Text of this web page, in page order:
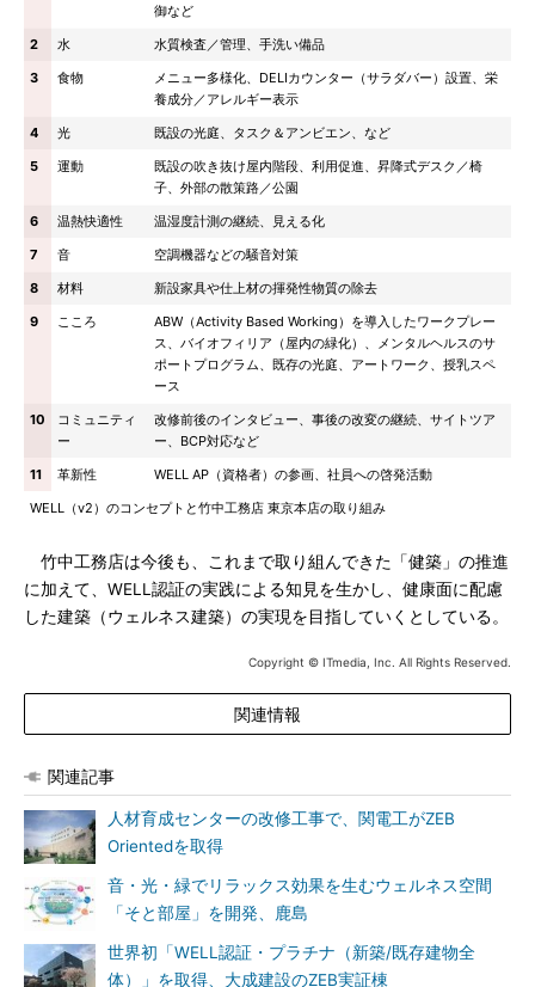
御など
2
水
水質検査／管理、手洗い備品
3
食物
メニュー多様化、DELIカウンター（サラダバー）設置、栄
養成分／アレルギー表示
4
光
既設の光庭、タスク＆アンビエン、など
5
運動
既設の吹き抜け屋内階段、利用促進、昇降式デスク／椅
子、外部の散策路／公園
6
温熱快適性
温湿度計測の継続、見える化
7
音
空調機器などの騒音対策
8
材料
新設家具や仕上材の揮発性物質の除去
9
こころ
ABW（Activity Based Working）を導入したワークプレー
ス、バイオフィリア（屋内の緑化）、メンタルヘルスのサ
ポートプログラム、既存の光庭、アートワーク、授乳スペ
ース
10
コミュニティ
ー
改修前後のインタビュー、事後の改変の継続、サイトツア
ー、BCP対応など
11
革新性
WELL AP（資格者）の参画、社員への啓発活動
WELL（v2）のコンセプトと竹中工務店 東京本店の取り組み
竹中工務店は今後も、これまで取り組んできた「健築」の推進
に加えて、WELL認証の実践による知見を生かし、健康面に配慮
した建築（ウェルネス建築）の実現を目指していくとしている。
Copyright © ITmedia, Inc. All Rights Reserved.
関連情報
関連記事
人材育成センターの改修工事で、関電工がZEB
Orientedを取得
音・光・緑でリラックス効果を生むウェルネス空間
「そと部屋」を開発、鹿島
世界初「WELL認証・プラチナ（新築/既存建物全
体）」を取得、大成建設のZEB実証棟